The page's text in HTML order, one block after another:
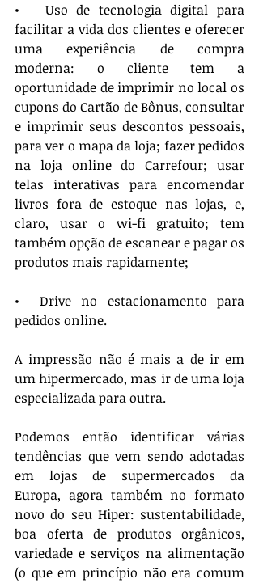
•   Uso de tecnologia digital para
facilitar a vida dos clientes e oferecer
uma experiência de compra
moderna: o cliente tem a
oportunidade de imprimir no local os
cupons do Cartão de Bônus, consultar
e imprimir seus descontos pessoais,
para ver o mapa da loja; fazer pedidos
na loja online do Carrefour; usar
telas interativas para encomendar
livros fora de estoque nas lojas, e,
claro, usar o wi-fi gratuito; tem
também opção de escanear e pagar os
produtos mais rapidamente;
•  Drive no estacionamento para
pedidos online.
A impressão não é mais a de ir em
um hipermercado, mas ir de uma loja
especializada para outra.
Podemos então identificar várias
tendências que vem sendo adotadas
em lojas de supermercados da
Europa, agora também no formato
novo do seu Hiper: sustentabilidade,
boa oferta de produtos orgânicos,
variedade e serviços na alimentação
(o que em princípio não era comum